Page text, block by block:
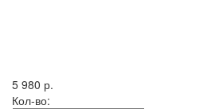
5 980 р.
Кол-во: